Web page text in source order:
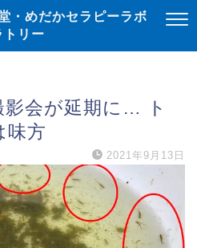
・めだかセラピーラボ
トリー
会が延期に… ト
味方
2021年9月13日